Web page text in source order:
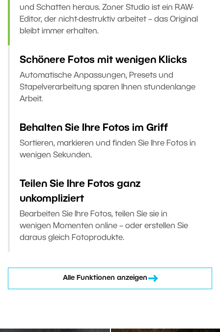
und Schatten heraus. Zoner Studio ist ein RAW-
Editor, der nicht-destruktiv arbeitet – das Original
bleibt immer erhalten.
Schönere Fotos mit wenigen Klicks
Automatische Anpassungen, Presets und
Stapelverarbeitung sparen Ihnen stundenlange
Arbeit.
Behalten Sie Ihre Fotos im Griff
Sortieren, markieren und finden Sie Ihre Fotos in
wenigen Sekunden.
Teilen Sie Ihre Fotos ganz
unkompliziert
Bearbeiten Sie Ihre Fotos, teilen Sie sie in
wenigen Momenten online – oder erstellen Sie
daraus gleich Fotoprodukte.
Alle Funktionen anzeigen